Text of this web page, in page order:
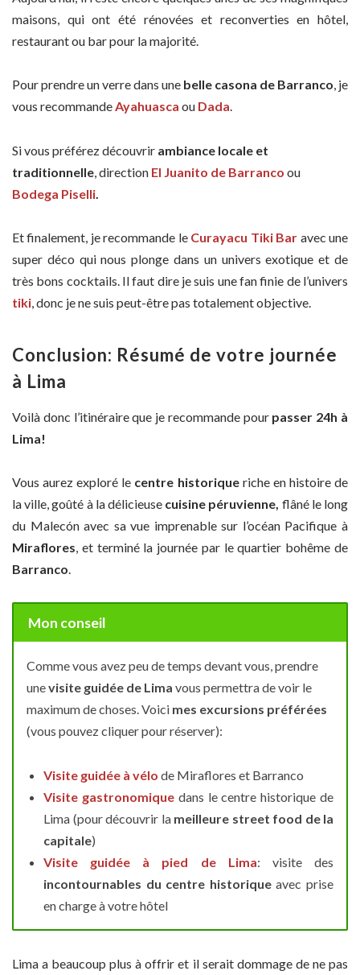
maisons, qui ont été rénovées et reconverties en hôtel,
restaurant ou bar pour la majorité.
Pour prendre un verre dans une belle casona de Barranco, je
vous recommandeAyahuasca ou Dada.
Si vous préférez découvrir ambiance locale et
traditionnelle , direction El Juanito de Barranco ou
Bodega Piselli
Et finalement, je recommande le Curayacu Tiki Bar avec une
super déco qui nous plonge dans un univers exotique et de
très bons cocktails. Il faut dire je suis une fan finie de l’univers
tiki, donc je ne suis peut-être pas totalement objective.
Conclusion: Résumé de votre journée
à Lima
Voilà donc l’itinéraire que je recommande pour passer 24h à
Lima!
Vous aurez exploré le centre historiqueriche en histoire de
la ville, goûté à la délicieuse cuisine péruvienne, flâné le long
du Malecón avec sa vue imprenable sur l’océan Pacifique à
Miraflores, et terminé la journée par le quartier bohême de
Barranco.
Mon conseil
Comme vous avez peu de temps devant vous, prendre
unevisite guidée de Lima vous permettra de voir le
maximum de choses. Voici mes excursions préférées
(vous pouvez cliquer pour réserver):
Visite guidée à vélo de Miraflores et Barranco
Visite gastronomique dans le centre historique de
Lima (pour découvrir lameilleure street food de la
capitale)
Visite guidée à pied de Lima: visite des
incontournables du centre historiqueavec prise
en charge à votre hôtel
Lima a beaucoup plus à offrir et il serait dommage de ne pas